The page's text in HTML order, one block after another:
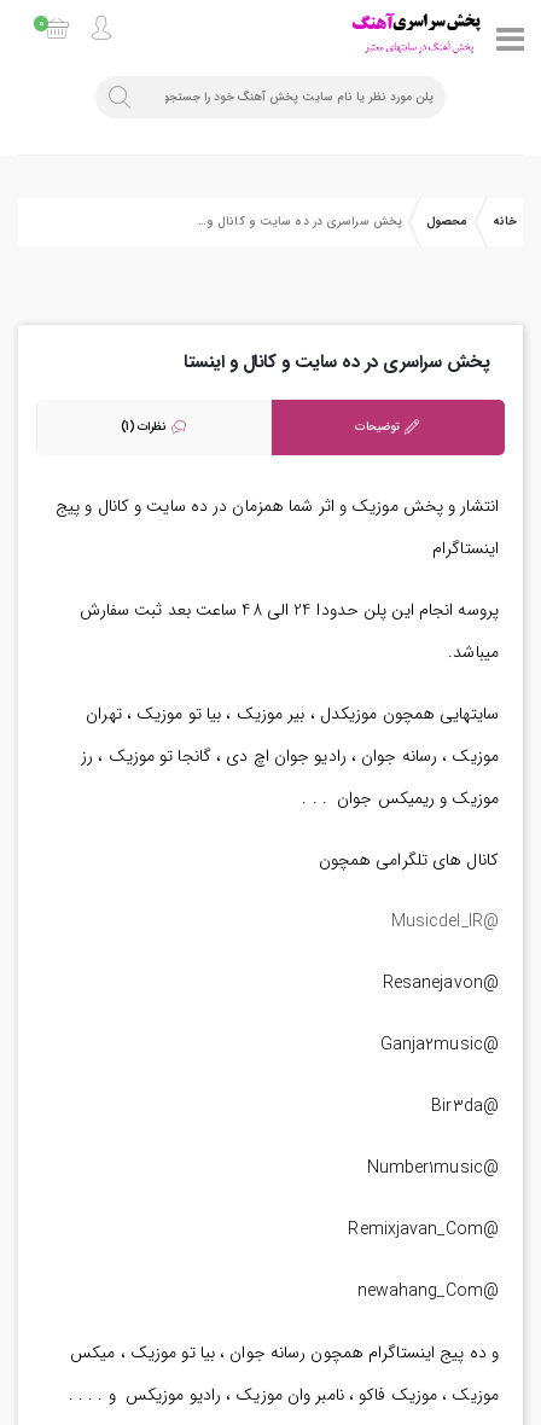
0
خانه محصول پخش سراسری در ده سایت و کانال و اینستا
پخش سراسری در ده سایت و کانال و اینستا
توضیحات نظرات (1)
انتشار و پخش موزیک و اثر شما همزمان در ده سایت و کانال و پیج
اینستاگرام
پروسه انجام این پلن حدودا 24 الی 48 ساعت بعد ثبت سفارش
میباشد.
سایتهایی همچون موزیکدل ، بیر موزیک ، بیا تو موزیک ، تهران
موزیک ، رسانه جوان ، رادیو جوان اچ دی ، گانجا تو موزیک ، رز
موزیک و ریمیکس جوان . . .
کانال های تلگرامی همچون
@Musicdel_IR
@Resanejavon
@Ganja2music
@Bir3da
@Number1music
@Remixjavan_Com
@newahang_Com
و ده پیج اینستاگرام همچون رسانه جوان ، بیا تو موزیک ، میکس
موزیک ، موزیک فاکو ، نامبر وان موزیک ، رادیو موزیکس و . . . .